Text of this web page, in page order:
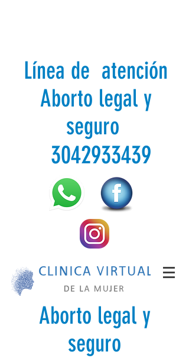
Línea de atención
Aborto legal y
seguro
3042933439
Aborto legal y
seguro